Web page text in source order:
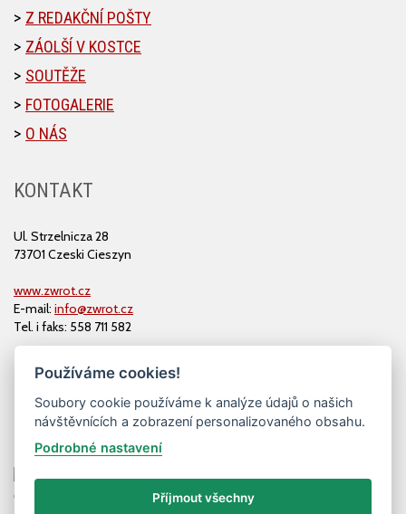
Z REDAKČNÍ POŠTY
ZÁOLŠÍ V KOSTCE
SOUTĚŽE
FOTOGALERIE
O NÁS
KONTAKT
Ul. Strzelnicza 28
73701 Czeski Cieszyn
www.zwrot.cz
E-mail: info@zwrot.cz
Tel. i faks: 558 711 582
Používáme cookies!
Soubory cookie používáme k analýze údajů o našich
návštěvnících a zobrazení personalizovaného obsahu.
Podrobné nastavení
Příjmout všechny